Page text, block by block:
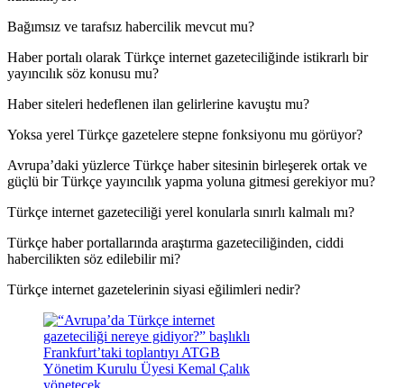
Bağımsız ve tarafsız habercilik mevcut mu?
Haber portalı olarak Türkçe internet gazeteciliğinde istikrarlı bir
yayıncılık söz konusu mu?
Haber siteleri hedeflenen ilan gelirlerine kavuştu mu?
Yoksa yerel Türkçe gazetelere stepne fonksiyonu mu görüyor?
Avrupa’daki yüzlerce Türkçe haber sitesinin birleşerek ortak ve
güçlü bir Türkçe yayıncılık yapma yoluna gitmesi gerekiyor mu?
Türkçe internet gazeteciliği yerel konularla sınırlı kalmalı mı?
Türkçe haber portallarında araştırma gazeteciliğinden, ciddi
habercilikten söz edilebilir mi?
Türkçe internet gazetelerinin siyasi eğilimleri nedir?